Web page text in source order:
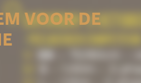
VOOR DE